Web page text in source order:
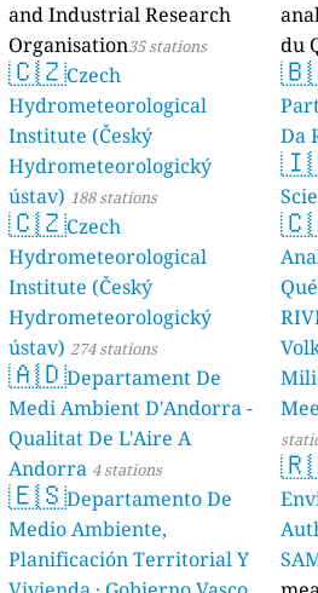
and Industrial Research
Organisation35 stations
🇨🇿Czech
Hydrometeorological
Institute (Český
Hydrometeorologický
ústav) 188 stations
🇨🇿Czech
Hydrometeorological
Institute (Český
Hydrometeorologický
ústav) 274 stations
🇦🇩Departament De
Medi Ambient D'Andorra -
Qualitat De L'Aire A
Andorra 4 stations
🇪🇸Departamento De
Medio Ambiente,
Planificación Territorial Y
du
Da